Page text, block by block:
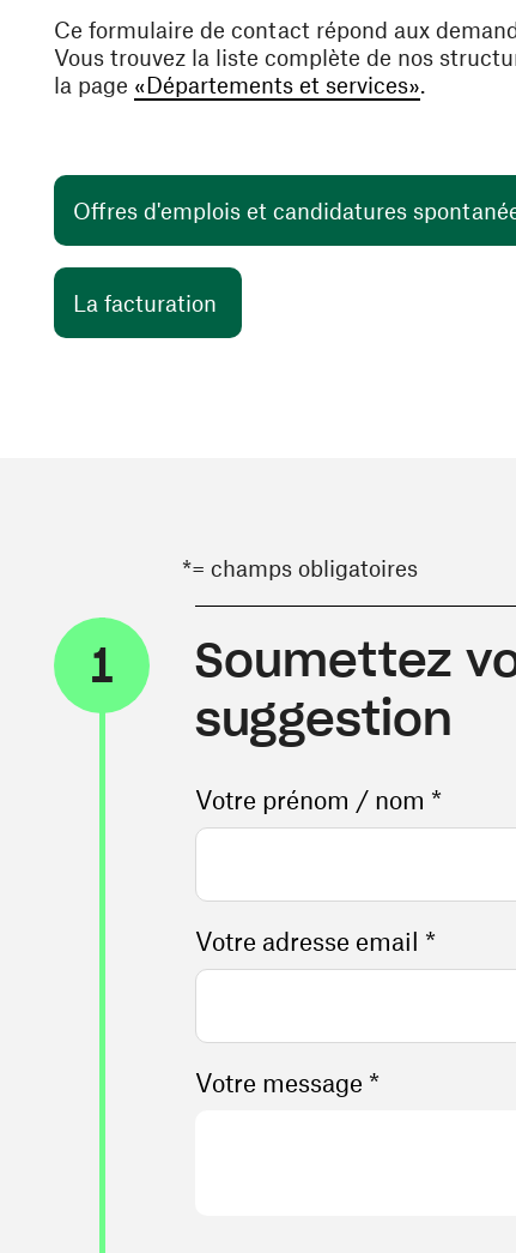
Ce formulaire de contact répond aux
Vous trouvez la liste complète de nos
la page «Départements et services».
Offres d'emplois et candidatures
La facturation
*= champs obligatoires
1
Soumettez
suggestion
Votre prénom / nom *
Votre adresse email *
Votre message *